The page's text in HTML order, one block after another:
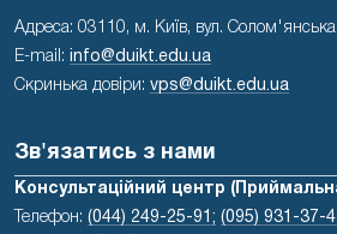
Адреса: 03110, м. Київ, вул.
E-mail:
info@duikt.edu.ua
Скринька довіри: vps@duikt.edu.ua
Зв'язатись з нами
Консультаційний центр
Телефон: (044) 249-25-91; (095) 931-37-